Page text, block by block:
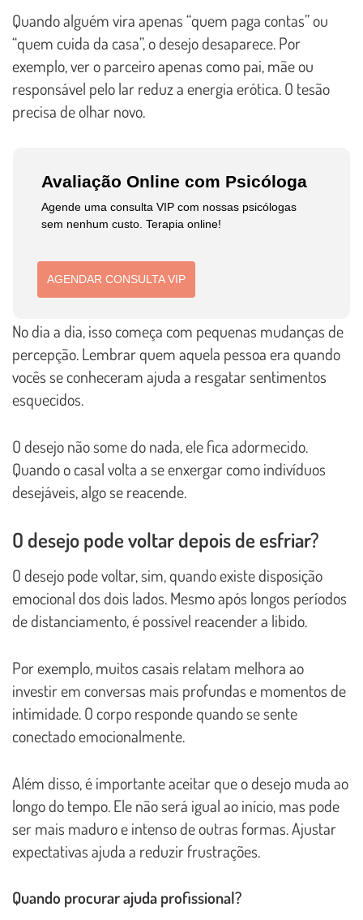
Quando alguém vira apenas “quem paga contas” ou
“quem cuida da casa”, o desejo desaparece. Por
exemplo, ver o parceiro apenas como pai, mãe ou
responsável pelo lar reduz a energia erótica. O tesão
precisa de olhar novo.
Avaliação Online com Psicóloga
Agende uma consulta VIP com nossas psicólogas
sem nenhum custo. Terapia online!
AGENDAR CONSULTA VIP
No dia a dia, isso começa com pequenas mudanças de
percepção. Lembrar quem aquela pessoa era quando
vocês se conheceram ajuda a resgatar sentimentos
esquecidos.
O desejo não some do nada, ele fica adormecido.
Quando o casal volta a se enxergar como indivíduos
desejáveis, algo se reacende.
O desejo pode voltar depois de esfriar?
O desejo pode voltar, sim, quando existe disposição
emocional dos dois lados. Mesmo após longos períodos
de distanciamento, é possível reacender a libido.
Por exemplo, muitos casais relatam melhora ao
investir em conversas mais profundas e momentos de
intimidade. O corpo responde quando se sente
conectado emocionalmente.
Além disso, é importante aceitar que o desejo muda ao
longo do tempo. Ele não será igual ao início, mas pode
ser mais maduro e intenso de outras formas. Ajustar
expectativas ajuda a reduzir frustrações.
Quando procurar ajuda profissional?